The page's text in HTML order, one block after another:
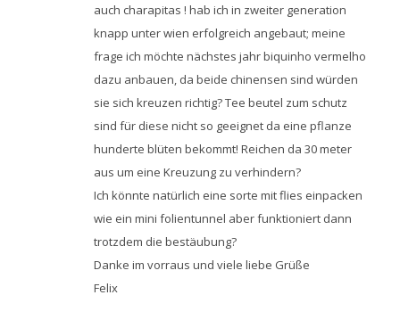
auch charapitas ! hab ich in zweiter generation
knapp unter wien erfolgreich angebaut; meine
frage ich möchte nächstes jahr biquinho vermelho
dazu anbauen, da beide chinensen sind würden
sie sich kreuzen richtig? Tee beutel zum schutz
sind für diese nicht so geeignet da eine pflanze
hunderte blüten bekommt! Reichen da 30 meter
aus um eine Kreuzung zu verhindern?
Ich könnte natürlich eine sorte mit flies einpacken
wie ein mini folientunnel aber funktioniert dann
trotzdem die bestäubung?
Danke im vorraus und viele liebe Grüße
Felix